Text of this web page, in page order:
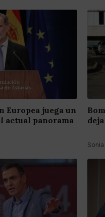
Europea juega un
actual panorama